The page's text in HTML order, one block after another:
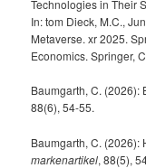
Technologies in Their
In: tom Dieck, M.C.,
Metaverse. xr 2025.
Economics. Springer,
Baumgarth, C.
88(6), 54-55.
Baumgarth, C. (2026):
markenartikel, 88(5),